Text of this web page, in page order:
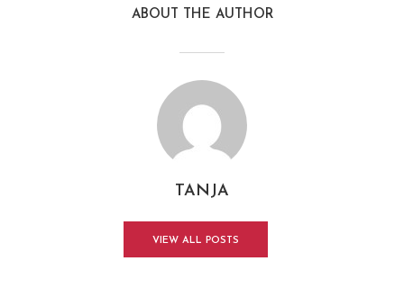
ABOUT THE AUTHOR
TANJA
VIEW ALL POSTS